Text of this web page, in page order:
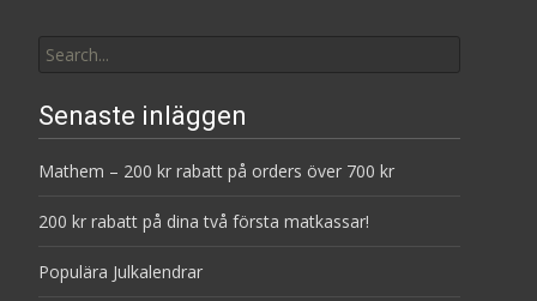
for:
Senaste inläggen
Mathem – 200 kr rabatt på orders över 700 kr
200 kr rabatt på dina två första matkassar!
Populära Julkalendrar